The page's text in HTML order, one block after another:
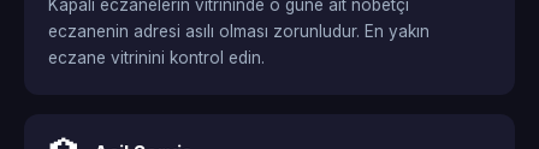
Kapalı eczanelerin vitrininde o güne ait nöbetçi
eczanenin adresi asılı olması zorunludur. En yakın
eczane vitrinini kontrol edin.